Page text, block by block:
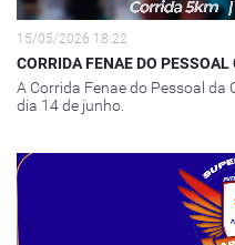
15/05/2026 18:22
CORRIDA FENAE DO
A Corrida Fenae do Pessoal
dia 14 de junho.